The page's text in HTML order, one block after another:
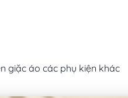
giặc áo các phụ kiện khác